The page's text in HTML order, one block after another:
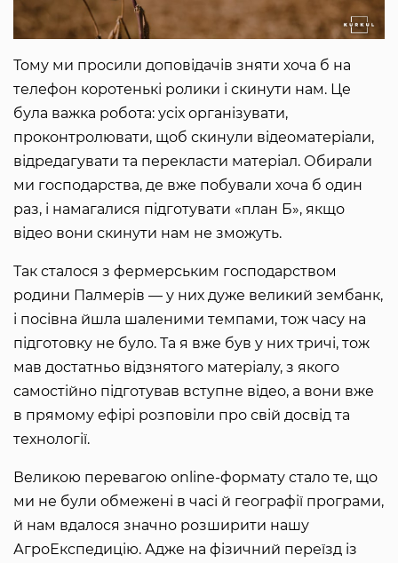
Тому ми просили доповідачів зняти хоча б на
телефон коротенькі ролики і скинути нам. Це
була важка робота: усіх організувати,
проконтролювати, щоб скинули відеоматеріали,
відредагувати та перекласти матеріал. Обирали
ми господарства, де вже побували хоча б один
раз, і намагалися підготувати «план Б», якщо
відео вони скинути нам не зможуть.
Так сталося з фермерським господарством
родини Палмерів — у них дуже великий зембанк,
і посівна йшла шаленими темпами, тож часу на
підготовку не було. Та я вже був у них тричі, тож
мав достатньо відзнятого матеріалу, з якого
самостійно підготував вступне відео, а вони вже
в прямому ефірі розповіли про свій досвід та
технології.
Великою перевагою online-формату стало те, що
ми не були обмежені в часі й географії програми,
й нам вдалося значно розширити нашу
АгроЕкспедицію. Адже на фізичний переїзд із